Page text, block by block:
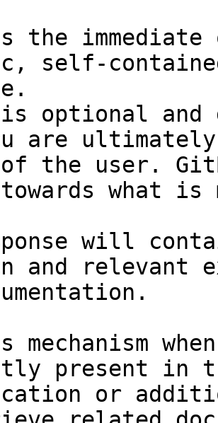
the
self-
optional and
are
of the user.
towards what
will
and relevant
mechanism
present in
or